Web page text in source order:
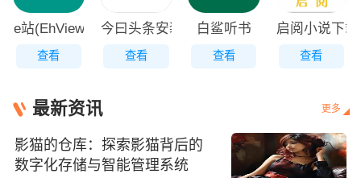
e站(EhViewer)绿色版1.9.7.0
查看
今曰头条安装下载
查看
白鲨听书
查看
启阅小说下载
查看
最新资讯 更多
影猫的仓库：探索影猫背后的
数字化存储与智能管理系统